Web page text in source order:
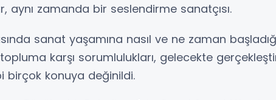
aynı zamanda bir seslendirme sanatçısı.
sanat yaşamına nasıl ve ne zaman
topluma karşı sorumlulukları, gelecekte
birçok konuya değinildi.